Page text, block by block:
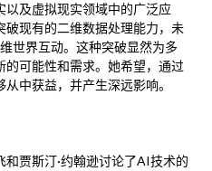
以及虚拟现实领域中的广泛应
破现有的二维数据处理能力，未
世界互动。这种突破显然为多
可能性和需求。她希望，通过
中获益，并产生深远影响。
和贾斯汀·约翰逊讨论了AI技术的